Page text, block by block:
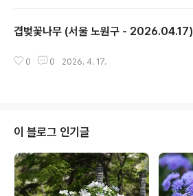
겹벚꽃나무 (서울 노원구 - 2026.04.17)
0 0 2026. 4. 17.
이 블로그 인기글